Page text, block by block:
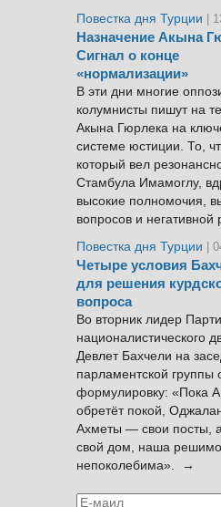
Повестка дня Турции
|
Назначение Акына
Сигнал о конце
«нормализации»
В эти дни многие
колумнисты пишут на
Акына Гюрлека на
системе юстиции. То,
который вел
Стамбула Имамоглу,
высокие полномочия,
вопросов и
Повестка дня Турции
|
Четыре условия
для решения
вопроса
Во вторник лидер
националистического
Девлет Бахчели на
парламентской группы
формулировку: «Пока
обретёт покой,
Ахметы — свои посты,
свой дом, наша
непоколебима». →